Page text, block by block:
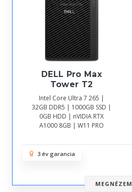
DELL Pro Max
Tower T2
Intel Core Ultra 7 265 |
32GB DDR5 | 1000GB SSD |
0GB HDD | nVIDIA RTX
A1000 8GB | W11 PRO
3 év garancia
MEGNÉZEM